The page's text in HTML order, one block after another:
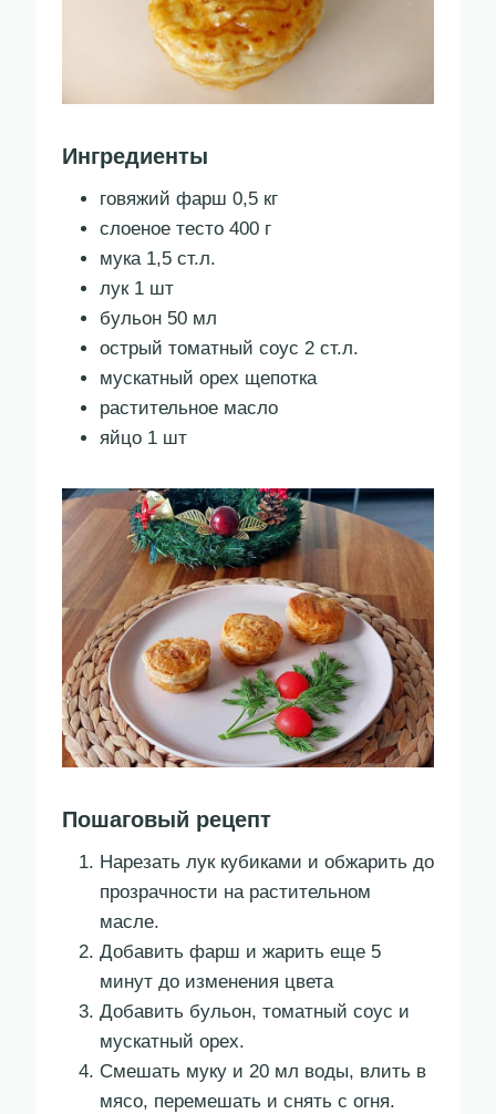
Ингредиенты
говяжий фарш 0,5 кг
слоеное тесто 400 г
мука 1,5 ст.л.
лук 1 шт
бульон 50 мл
острый томатный соус 2 ст.л.
мускатный орех щепотка
растительное масло
яйцо 1 шт
Пошаговый рецепт
Нарезать лук кубиками и обжарить до
прозрачности на растительном
масле.
Добавить фарш и жарить еще 5
минут до изменения цвета
Добавить бульон, томатный соус и
мускатный орех.
Смешать муку и 20 мл воды, влить в
мясо, перемешать и снять с огня.